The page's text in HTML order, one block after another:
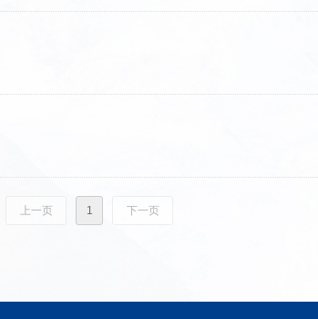
上一页 1 下一页